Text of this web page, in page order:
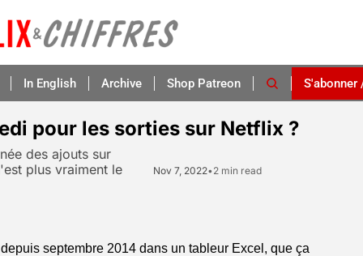
In English Archive Shop Patreon S'abonner
pour les sorties sur Netflix ?
des ajouts sur
plus vraiment le
Nov 7, 2022•2 min read
septembre 2014 dans un tableur Excel, que ça